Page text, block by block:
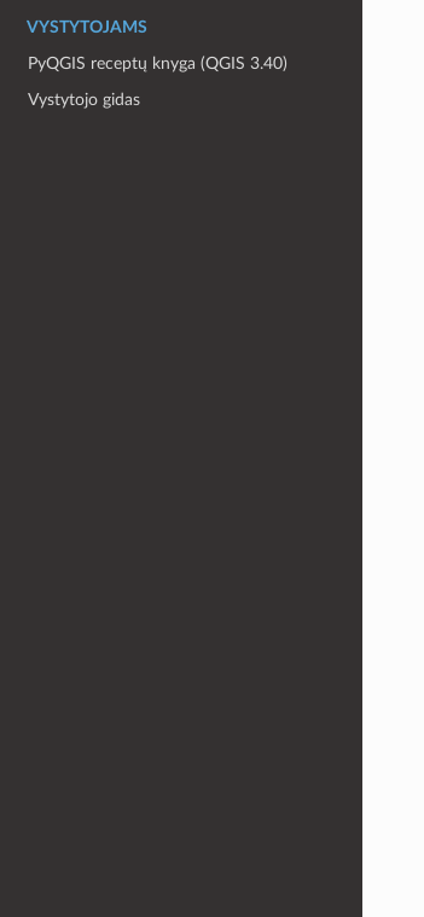
VYSTYTOJAMS
PyQGIS receptų knyga (QGIS 3.40)
Vystytojo gidas